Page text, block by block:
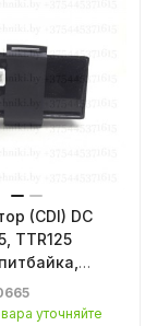
(CDI) DC
TTR125
уточняйте